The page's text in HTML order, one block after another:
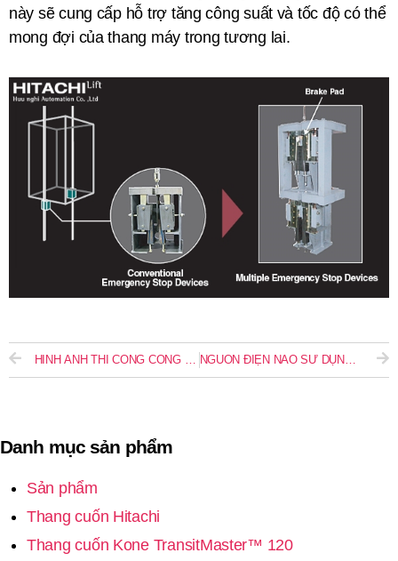
này sẽ cung cấp hỗ trợ tăng công suất và tốc độ có thể
mong đợi của thang máy trong tương lai.
HÌNH ẢNH THI CÔNG CÔNG TRÌNH THANG NGUỒN ĐIỆN NÀO SỬ DỤNG CHO THANG MÁY GIA ĐÌNH
Danh mục sản phẩm
Sản phẩm
Thang cuốn Hitachi
Thang cuốn Kone TransitMaster™ 120